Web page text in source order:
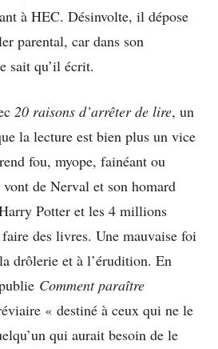
à HEC. Désinvolte, il dépose
parental, car dans son
sait qu’il écrit.
20 raisons d’arrêter de lire, un
la lecture est bien plus un vice
fou, myope, fainéant ou
vont de Nerval et son homard
Potter et les 4 millions
des livres. Une mauvaise foi
drôlerie et à l’érudition. En
Comment paraître
« destiné à ceux qui ne le
qui aurait besoin de le